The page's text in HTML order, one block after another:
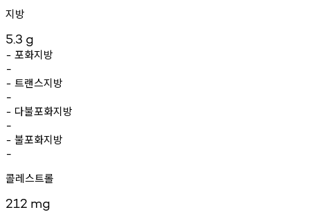
지방
5.3 g
- 포화지방
-
- 트랜스지방
-
- 다불포화지방
-
- 불포화지방
-
콜레스트롤
212 mg